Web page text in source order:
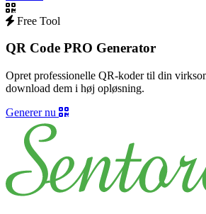
Free Tool
QR Code PRO Generator
Opret professionelle QR-koder til din
download dem i høj opløsning.
Generer nu